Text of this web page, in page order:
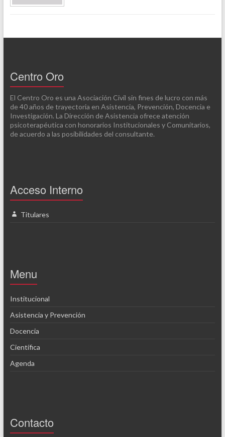
Centro Oro
El Centro Oro es una Asociación Civil sin fines de lucro con más
de 40 años de trayectoria en Asistencia, Prevención, Docencia e
Investigación. La Dirección de Asistencia ofrece atención
psicoterapéutica con honorarios Institucionales y Comunitarios,
de acuerdo a las posibilidades del consultante.
Acceso Interno
Titulares
Menu
Institucional
Asistencia y Prevención
Docencia
Científica
Agenda
Contacto